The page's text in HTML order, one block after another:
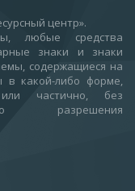
центр».
любые средства
знаки и знаки
содержащиеся на
в какой-либо форме,
частично, без
разрешения